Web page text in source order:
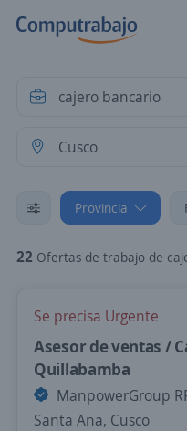
Provincia
22 Ofertas de trabajo de cajero
Se precisa Urgente
Asesor de ventas /
Quillabamba
ManpowerGroup
Santa Ana, Cusco